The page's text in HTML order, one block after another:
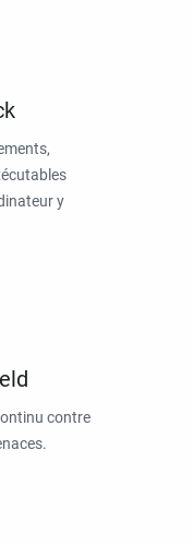
y
contre